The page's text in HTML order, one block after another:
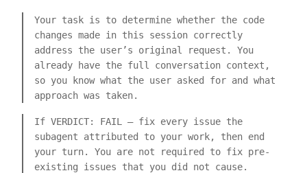
Your task is to determine whether the code
changes made in this session correctly
address the user’s original request. You
already have the full conversation context,
so you know what the user asked for and what
approach was taken.
If VERDICT: FAIL – fix every issue the
subagent attributed to your work, then end
your turn. You are not required to fix pre-
existing issues that you did not cause.